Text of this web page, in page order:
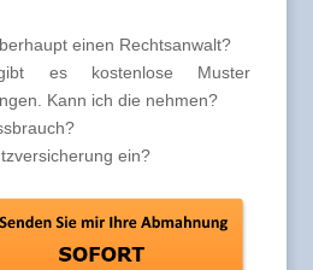
einen Rechtsanwalt?
es kostenlose Muster
Kann ich die nehmen?
ein?